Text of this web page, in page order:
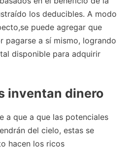
los deducibles. A modo
puede agregar que
pagarse a sí mismo, logrando
disponible para adquirir
inventan dinero
a que a que las potenciales
del cielo, estas se
hacen los ricos